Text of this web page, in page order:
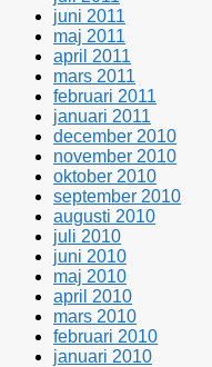
juni 2011
maj 2011
april 2011
mars 2011
februari 2011
januari 2011
december 2010
november 2010
oktober 2010
september 2010
augusti 2010
juli 2010
juni 2010
maj 2010
april 2010
mars 2010
februari 2010
januari 2010